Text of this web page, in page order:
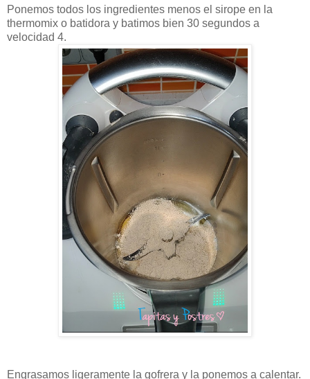
Ponemos todos los ingredientes menos el sirope en la
thermomix o batidora y batimos bien 30 segundos a
velocidad 4.
Engrasamos ligeramente la gofrera y la ponemos a calentar.